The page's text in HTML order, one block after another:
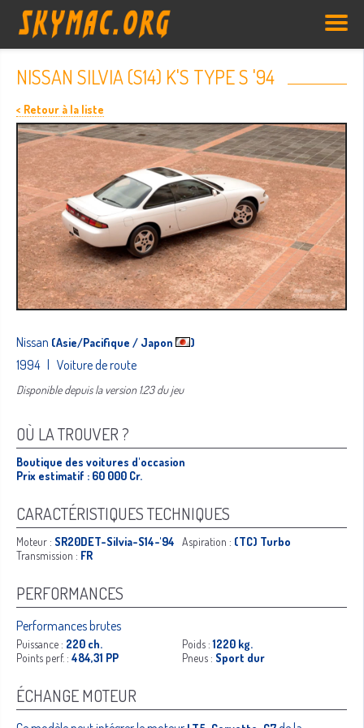
NISSAN SILVIA (S14) K'S TYPE S '94
< Retour à la liste
Nissan (Asie/Pacifique / Japon )
1994 | Voiture de route
Disponible depuis la version 1.23 du jeu
OÙ LA TROUVER ?
Boutique des voitures d'occasion
Prix estimatif : 60 000 Cr.
CARACTÉRISTIQUES TECHNIQUES
Moteur : SR20DET-Silvia-S14-'94 Aspiration : (TC) Turbo
Transmission : FR
PERFORMANCES
Performances brutes
Puissance : 220 ch. Poids :1220 kg.
Points perf. : 484,31 PP Pneus : Sport dur
ÉCHANGE MOTEUR